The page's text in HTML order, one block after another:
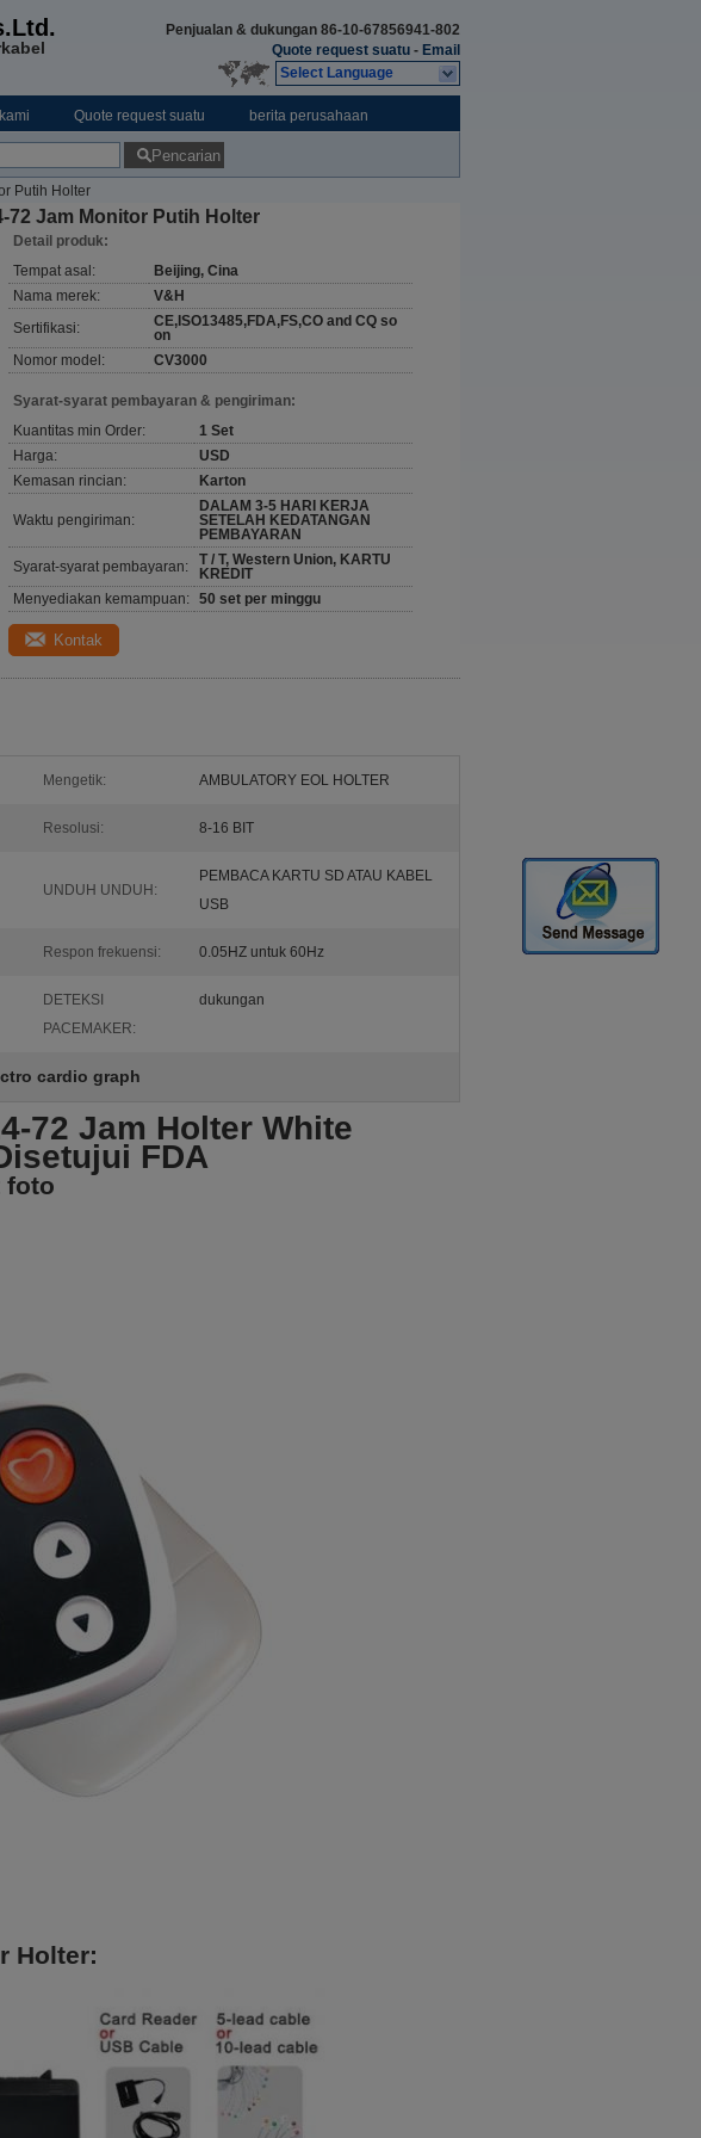
Penjualan & dukungan 86-10-67856941-802
Quote request suatu - Email
Select Language
Quote request suatu berita perusahaan
Pencarian
Putih Holter
72 Jam Monitor Putih Holter
Detail produk:
Tempat asal:
Beijing, Cina
Nama merek:
V&H
Sertifikasi:
CE,ISO13485,FDA,FS,CO and CQ so
on
Nomor model:
CV3000
Syarat-syarat pembayaran & pengiriman:
Kuantitas min Order:
1 Set
Harga:
USD
Kemasan rincian:
Karton
Waktu pengiriman:
DALAM 3-5 HARI KERJA
SETELAH KEDATANGAN
PEMBAYARAN
Syarat-syarat pembayaran:
T / T, Western Union, KARTU
KREDIT
Menyediakan kemampuan: 50 set per minggu
Kontak
Mengetik: AMBULATORY EOL HOLTER
Resolusi: 8-16 BIT
UNDUH UNDUH:
PEMBACA KARTU SD ATAU KABEL
USB
Respon frekuensi: 0.05HZ untuk 60Hz
DETEKSI
PACEMAKER:
dukungan
cardio graph
72 Jam Holter White
FDA
foto
Holter: